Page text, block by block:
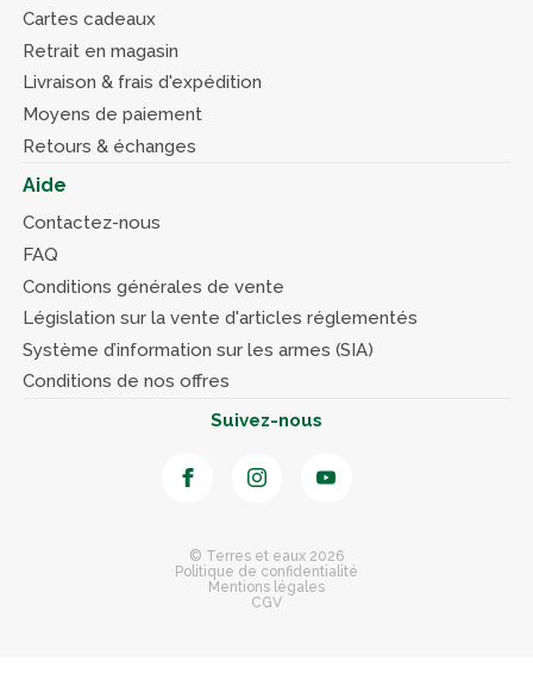
Cartes cadeaux
Retrait en magasin
Livraison & frais d'expédition
Moyens de paiement
Retours & échanges
Aide
Contactez-nous
FAQ
Conditions générales de vente
Législation sur la vente d'articles réglementés
Système d’information sur les armes (SIA)
Conditions de nos offres
Suivez-nous
© Terres et eaux 2026
Politique de confidentialité
Mentions légales
CGV